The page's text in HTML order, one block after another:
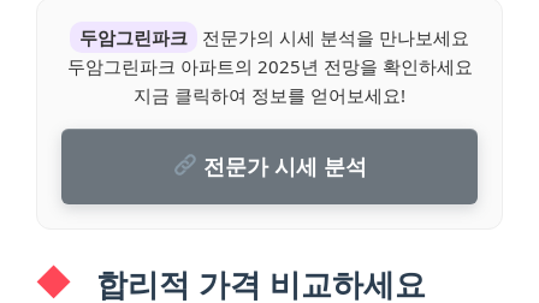
두암그린파크
전문가의 시세 분석을 만나보세요
두암그린파크 아파트의 2025년 전망을 확인하세요
지금 클릭하여 정보를 얻어보세요!
전문가 시세 분석
합리적 가격 비교하세요